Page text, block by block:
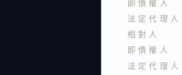
即債權人
法定代理人
相對人
即債權人
法定代理人